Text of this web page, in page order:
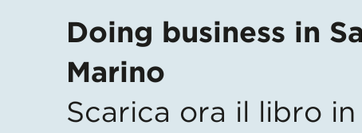
Doing business in
Marino
Scarica ora il libro